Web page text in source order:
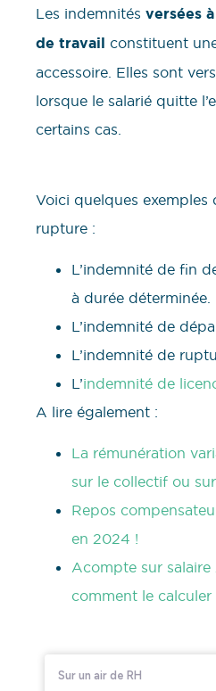
Les indemnités versées
de travail constituent
accessoire. Elles sont
lorsque le salarié quitte
certains cas.
Voici quelques exemples
rupture :
L’indemnité de fin
à durée déterminée.
L’indemnité de
L’indemnité de
L’indemnité de
A lire également :
La rémunération
sur le collectif ou
Repos
en 2024 !
Acompte sur salaire
comment le calculer